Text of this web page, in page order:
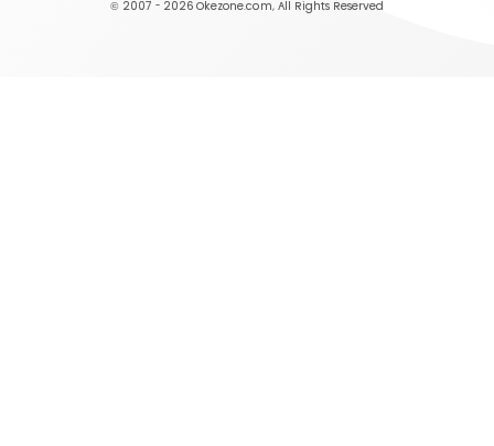
© 2007 - 2026 Okezone.com, All Rights Reserved